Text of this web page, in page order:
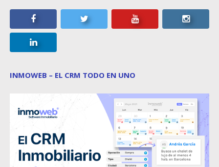
INMOWEB – EL CRM TODO EN UNO